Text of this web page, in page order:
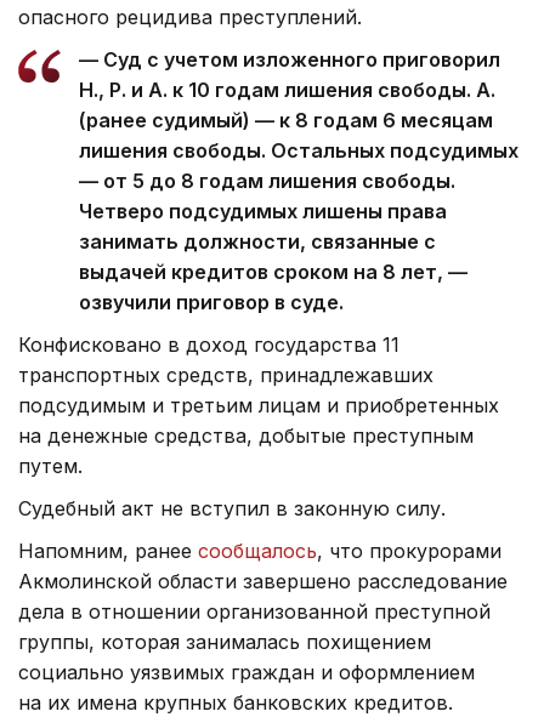
опасного рецидива преступлений.
— Суд c учетом изложенного приговорил
Н., Р. и А. к 10 годам лишения свободы. А.
(ранее судимый) — к 8 годам 6 месяцам
лишения свободы. Остальных подсудимых
— от 5 до 8 годам лишения свободы.
Четверо подсудимых лишены права
занимать должности, связанные с
выдачей кредитов сроком на 8 лет, —
озвучили приговор в суде.
Конфисковано в доход государства 11
транспортных средств, принадлежавших
подсудимым и третьим лицам и приобретенных
на денежные средства, добытые преступным
путем.
Судебный акт не вступил в законную силу.
Напомним, ранее сообщалось, что прокурорами
Акмолинской области завершено расследование
дела в отношении организованной преступной
группы, которая занималась похищением
социально уязвимых граждан и оформлением
на их имена крупных банковских кредитов.